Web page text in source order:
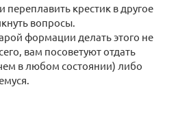
переплавить крестик в другое
вопросы.
формации делать этого не
вам посоветуют отдать
в любом состоянии) либо